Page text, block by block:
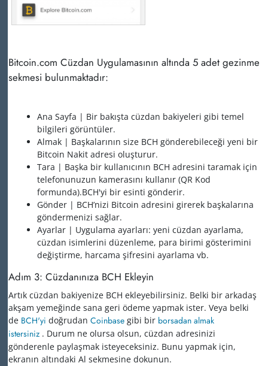
Bitcoin.com Cüzdan Uygulamasının altında 5 adet gezinme
sekmesi bulunmaktadır:
Ana Sayfa | Bir bakışta cüzdan bakiyeleri gibi temel
bilgileri görüntüler.
Almak | Başkalarının size BCH gönderebileceği yeni bir
Bitcoin Nakit adresi oluşturur.
Tara | Başka bir kullanıcının BCH adresini taramak için
telefonunuzun kamerasını kullanır (QR Kod
formunda).BCH'yi bir esinti gönderir.
Gönder | BCH’nizi Bitcoin adresini girerek başkalarına
göndermenizi sağlar.
Ayarlar | Uygulama ayarları: yeni cüzdan ayarlama,
cüzdan isimlerini düzenleme, para birimi gösterimini
değiştirme, harcama şifresini ayarlama vb.
Adım 3: Cüzdanınıza BCH Ekleyin
Artık cüzdan bakiyenize BCH ekleyebilirsiniz. Belki bir arkadaş
akşam yemeğinde sana geri ödeme yapmak ister. Veya belki
de BCH'yi doğrudan Coinbase gibi bir borsadan almak
istersiniz . Durum ne olursa olsun, cüzdan adresinizi
gönderenle paylaşmak isteyeceksiniz. Bunu yapmak için,
ekranın altındaki Al sekmesine dokunun.